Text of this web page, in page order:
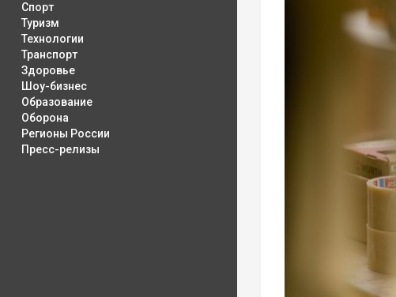
Спорт
Туризм
Технологии
Транспорт
Здоровье
Шоу-бизнес
Образование
Оборона
Регионы России
Пресс-релизы